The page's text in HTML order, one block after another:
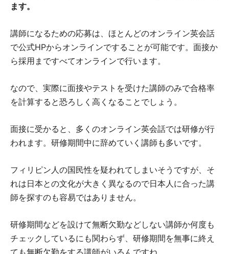
ます。
講師になるための応募は、ほとんどのオンライン英会話
で公式HPからオンラインですることが可能です。面接か
ら採用まですべてオンラインで行います。
なので、実際に面接やテストを受けた講師のみで合格率
を計算すると恐ろしく高くなることでしょう。
面接に受かると、多くのオンライン英会話では研修が行
われます。研修期間中に辞めていく講師も多いです。
フィリピン人の国民性を疑われてしまいそうですが、そ
れは日本との文化が大きく異なるので日本人に合った講
師を探すのも容易ではありません。
研修期間などを設けて無断欠勤などしない講師か何度も
チェックしているにも関わらず、研修期間を無事に終え
ても無断欠勤をする講師がいるんですね。